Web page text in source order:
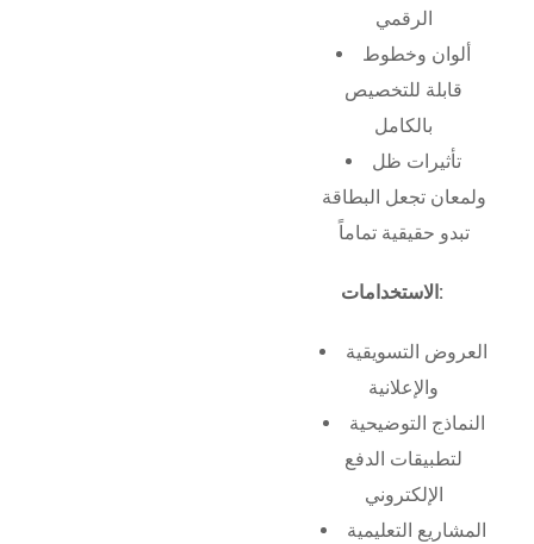
الرقمي
ألوان وخطوط
قابلة للتخصيص
بالكامل
تأثيرات ظل
ولمعان تجعل البطاقة
تبدو حقيقية تماماً
الاستخدامات:
العروض التسويقية
والإعلانية
النماذج التوضيحية
لتطبيقات الدفع
الإلكتروني
المشاريع التعليمية